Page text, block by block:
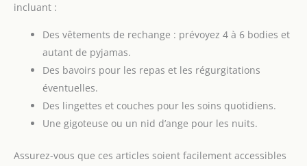
incluant :
Des vêtements de rechange : prévoyez 4 à 6 bodies et
autant de pyjamas.
Des bavoirs pour les repas et les régurgitations
éventuelles.
Des lingettes et couches pour les soins quotidiens.
Une gigoteuse ou un nid d’ange pour les nuits.
Assurez-vous que ces articles soient facilement accessibles